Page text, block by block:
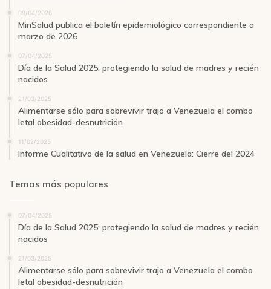
09/04/2026
MinSalud publica el boletín epidemiológico correspondiente a
marzo de 2026
07/04/2025
Día de la Salud 2025: protegiendo la salud de madres y recién
nacidos
21/03/2025
Alimentarse sólo para sobrevivir trajo a Venezuela el combo
letal obesidad-desnutrición
11/02/2025
Informe Cualitativo de la salud en Venezuela: Cierre del 2024
Temas más populares
07/04/2025
Día de la Salud 2025: protegiendo la salud de madres y recién
nacidos
21/03/2025
Alimentarse sólo para sobrevivir trajo a Venezuela el combo
letal obesidad-desnutrición